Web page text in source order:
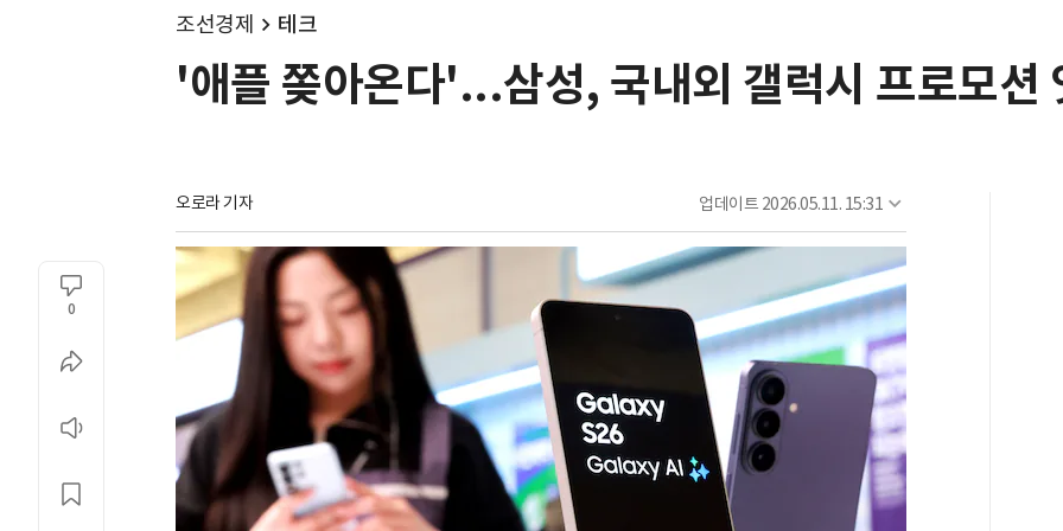
조선경제 테크
'애플 쫒아온다'...삼성, 국내외 갤럭시 프로모션
오로라 기자 업데이트 2026.05.11. 15:31
0